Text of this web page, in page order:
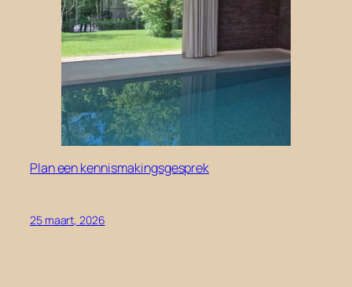
Plan een kennismakingsgesprek
25 maart, 2026